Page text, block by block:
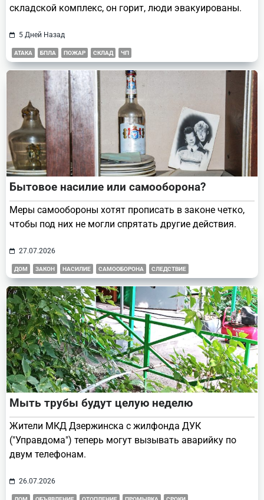
складской комплекс, он горит, люди эвакуированы.
5 Дней Назад
АТАКА БПЛА ПОЖАР СКЛАД ЧП
Бытовое насилие или самооборона?
Меры самообороны хотят прописать в законе четко,
чтобы под них не могли спрятать другие действия.
27.07.2026
ДОМ ЗАКОН НАСИЛИЕ САМООБОРОНА СЛЕДСТВИЕ
Мыть трубы будут целую неделю
Жители МКД Дзержинска с жилфонда ДУК
("Управдома") теперь могут вызывать аварийку по
двум телефонам.
26.07.2026